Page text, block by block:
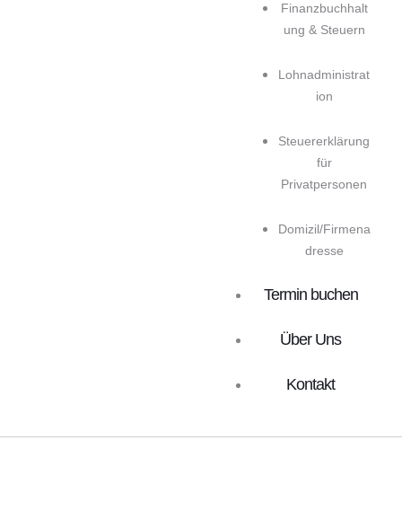
Finanzbuchhalt
ung & Steuern
Lohnadministrat
ion
Steuererklärung
für
Privatpersonen
Domizil/Firmena
dresse
Termin buchen
Über Uns
Kontakt